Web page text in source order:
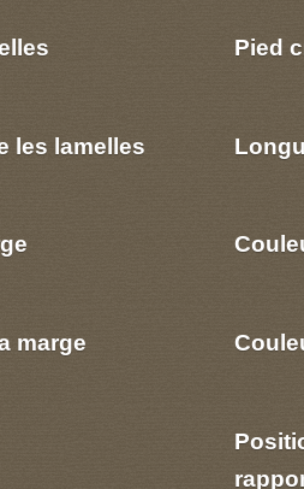
les lamelles
marge
Pied